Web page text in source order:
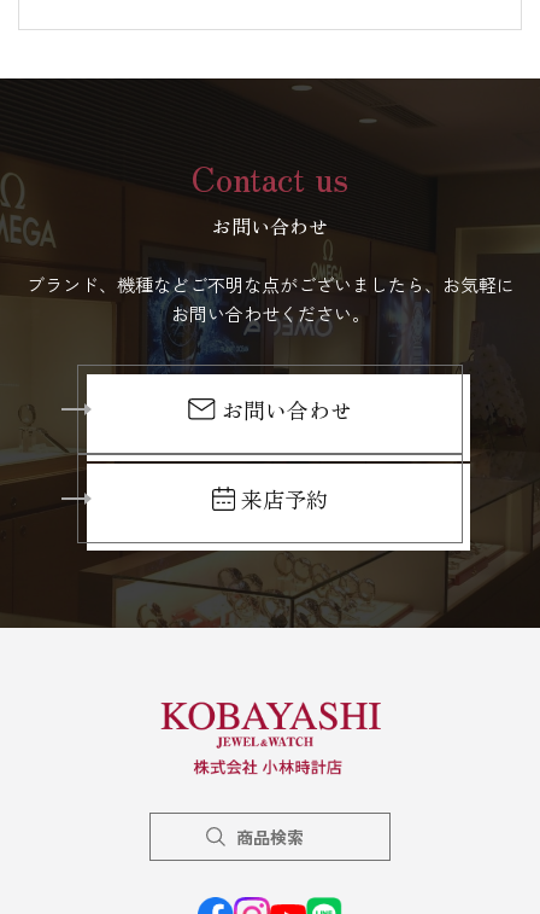
Contact us
お問い合わせ
ブランド、機種などご不明な点がございましたら、お気軽に
お問い合わせください。
お問い合わせ
来店予約
商品検索